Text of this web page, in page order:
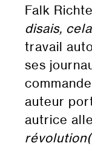
Falk
disais,
travail
ses
auteur
autrice